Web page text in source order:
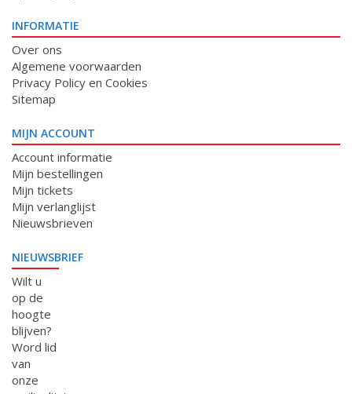
INFORMATIE
Over ons
Algemene voorwaarden
Privacy Policy en Cookies
Sitemap
MIJN ACCOUNT
Account informatie
Mijn bestellingen
Mijn tickets
Mijn verlanglijst
Nieuwsbrieven
NIEUWSBRIEF
Wilt u
op de
hoogte
blijven?
Word lid
van
onze